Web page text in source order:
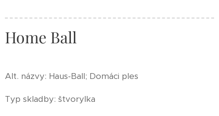
Home Ball
Alt. názvy: Haus-Ball; Domáci ples
Typ skladby: štvorylka